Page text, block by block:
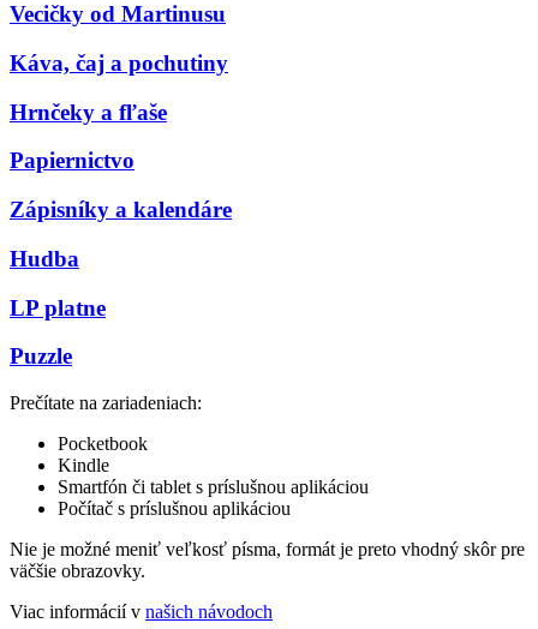
Vecičky od Martinusu
Káva, čaj a pochutiny
Hrnčeky a fľaše
Papiernictvo
Zápisníky a kalendáre
Hudba
LP platne
Puzzle
Prečítate na zariadeniach:
Pocketbook
Kindle
Smartfón či tablet s príslušnou aplikáciou
Počítač s príslušnou aplikáciou
Nie je možné meniť veľkosť písma, formát je preto vhodný skôr pre
väčšie obrazovky.
Viac informácií v našich návodoch